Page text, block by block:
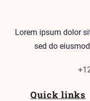
Lorem ipsum dolor
sed do
Quick links